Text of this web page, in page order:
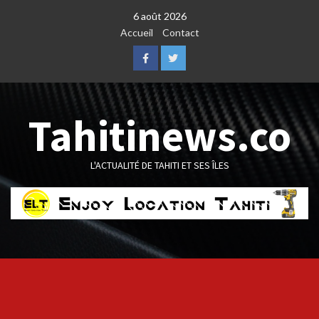
6 août 2026
Accueil
Contact
FacebookTwitter
Tahitinews.co
L'ACTUALITÉ DE TAHITI ET SES ÎLES